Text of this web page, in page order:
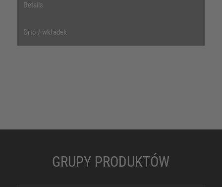
Details
Orto / wkładek
GRUPY PRODUKTÓW